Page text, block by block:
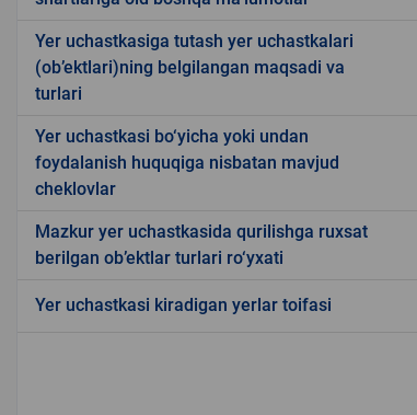
Yer uchastkasiga tutash yer uchastkalari
(ob’ektlari)ning belgilangan maqsadi va
turlari
Yer uchastkasi bo‘yicha yoki undan
foydalanish huquqiga nisbatan mavjud
cheklovlar
Mazkur yer uchastkasida qurilishga ruxsat
berilgan ob’ektlar turlari ro‘yxati
Yer uchastkasi kiradigan yerlar toifasi